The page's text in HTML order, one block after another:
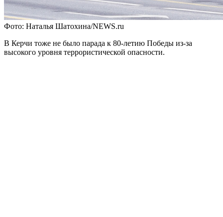
Фото: Наталья Шатохина/NEWS.ru
В Керчи тоже не было парада к 80-летию Победы из-за
высокого уровня террористической опасности.